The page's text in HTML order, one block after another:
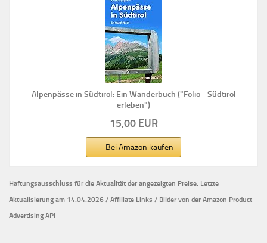
Alpenpässe in Südtirol: Ein Wanderbuch ("Folio - Südtirol
erleben")
15,00 EUR
Bei Amazon kaufen
Haftungsausschluss für die Aktualität der angezeigten Preise. Letzte
Aktualisierung am 14.04.2026 / Affiliate Links / Bilder von der Amazon Product
Advertising API